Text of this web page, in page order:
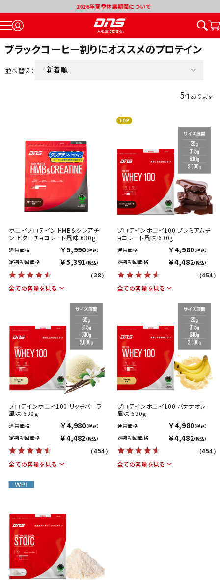
2026年夏季休業期間について
ブラックコーヒー割りにオススメのプロテイン
並べ替え：
新着順
5件あります
ホエイプロテイン HMB＆クレアチ
ン ビターチョコレート風味 630g
通常価格 ￥5,990（税込）
定期初回価格 ￥5,391 （税込）
（28）
全ての容量を見る
プロテインホエイ100 プレミアムチ
ョコレート風味 630g
通常価格 ￥4,980（税込）
定期初回価格 ￥4,482（税込）
（454）
全ての容量を見る
プロテインホエイ100 リッチバニラ
風味 630g
通常価格 ￥4,980（税込）
定期初回価格 ￥4,482（税込）
（454）
全ての容量を見る
プロテインホエイ100 バナナオレ
風味 630g
通常価格 ￥4,980（税込）
定期初回価格 ￥4,482（税込）
（454）
全ての容量を見る